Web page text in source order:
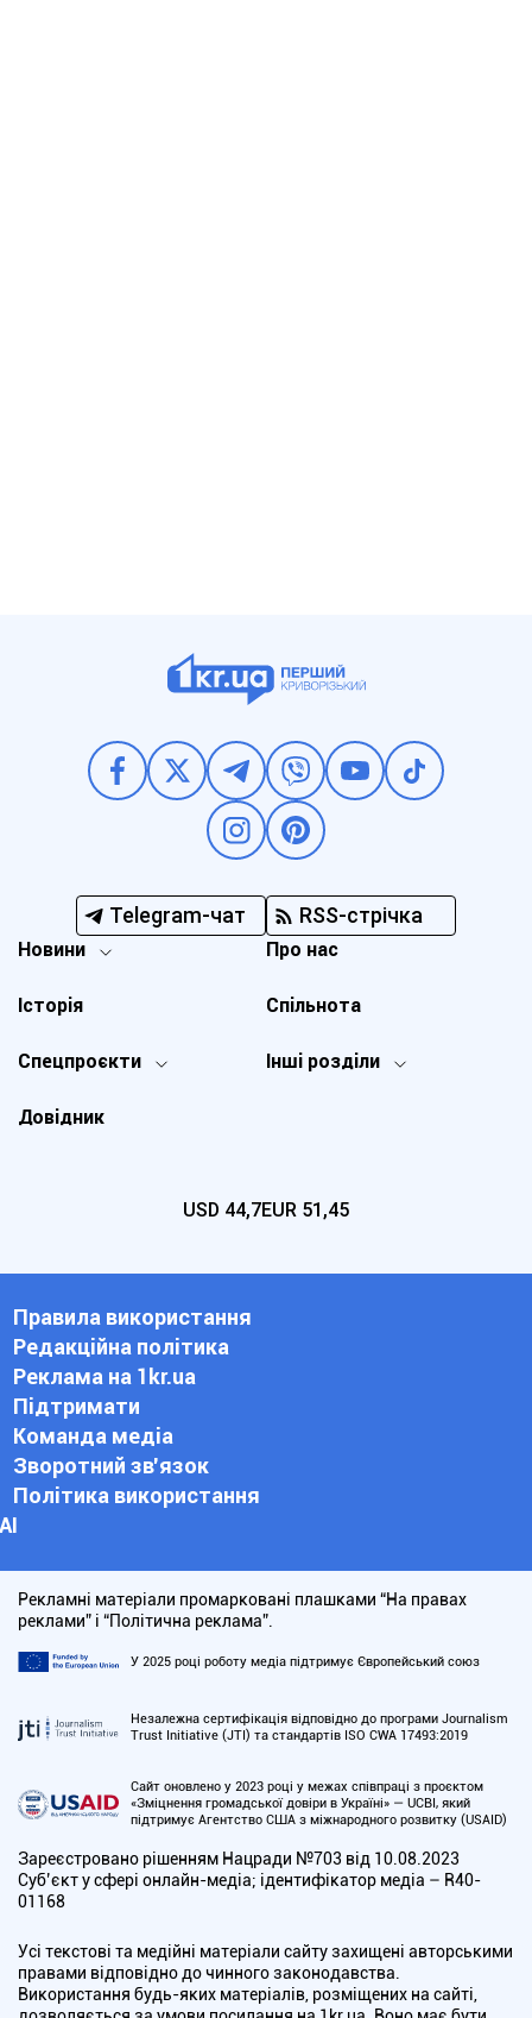
Telegram-чат RSS-стрічка
Новини
Спецпроєкти Інші розділи
Історія
Про нас
Довідник
Спільнота
USD 44,7EUR 51,45
Правила використання
Редакційна політика
Реклама на 1kr.ua
Підтримати
Команда медіа
Зворотний зв'язок
Політика використання
АІ
Рекламні матеріали промарковані плашками “На правах
реклами” і “Політична реклама”.
У 2025 році роботу медіа підтримує Європейський союз
Незалежна сертифікація відповідно до програми Journalism
Trust Initiative (JTI) та стандартів ISO CWA 17493:2019
Сайт оновлено у 2023 році у межах співпраці з проєктом
«Зміцнення громадської довіри в Україні» — UCBI, який
підтримує Агентство США з міжнародного розвитку (USAID)
Зареєстровано рішенням Нацради №703 від 10.08.2023
Cуб’єкт у сфері онлайн-медіа; ідентифікатор медіа – R40-
01168
Усі текстові та медійні матеріали сайту захищені авторськими
правами відповідно до чинного законодавства.
Використання будь-яких матеріалів, розміщених на сайті,